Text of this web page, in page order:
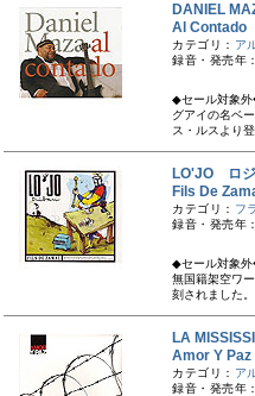
DANIEL
Al Contado
カテゴリ： ア
録音・発売年
◆セール対象外
グアイの名ベ
ス・ルスより
LO'JO ロ
Fils De
カテゴリ： フ
録音・発売年
◆セール対象外
無国籍架空ワ
刻されました
LA
Amor Y
カテゴリ： ア
録音・発売年